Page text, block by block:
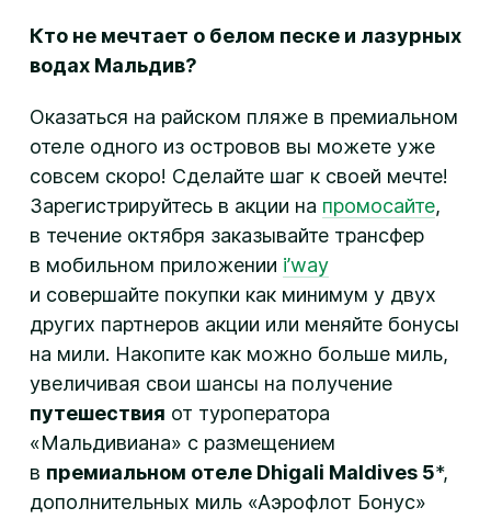
Кто не мечтает о белом песке и лазурных
водах Мальдив?
Оказаться на райском пляже в премиальном
отеле одного из островов вы можете уже
совсем скоро! Сделайте шаг к своей мечте!
Зарегистрируйтесь в акции на промосайте,
в течение октября заказывайте трансфер
в мобильном приложении i’way
и совершайте покупки как минимум у двух
других партнеров акции или меняйте бонусы
на мили. Накопите как можно больше миль,
увеличивая свои шансы на получение
путешествия от туроператора
«Мальдивиана» с размещением
в премиальном отеле Dhigali Maldives 5*,
дополнительных миль «Аэрофлот Бонус»